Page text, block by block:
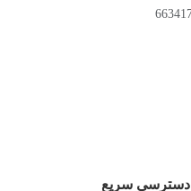
دسترسی سریع